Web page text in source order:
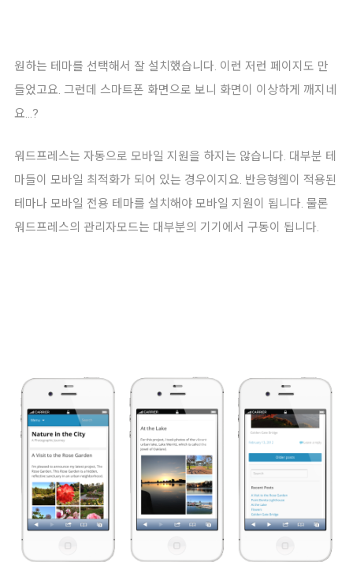
원하는 테마를 선택해서 잘 설치했습니다. 이런 저런 페이지도 만
들었고요. 그런데 스마트폰 화면으로 보니 화면이 이상하게 깨지네
요…?
워드프레스는 자동으로 모바일 지원을 하지는 않습니다. 대부분 테
마들이 모바일 최적화가 되어 있는 경우이지요. 반응형웹이 적용된
테마나 모바일 전용 테마를 설치해야 모바일 지원이 됩니다. 물론
워드프레스의 관리자모드는 대부분의 기기에서 구동이 됩니다.